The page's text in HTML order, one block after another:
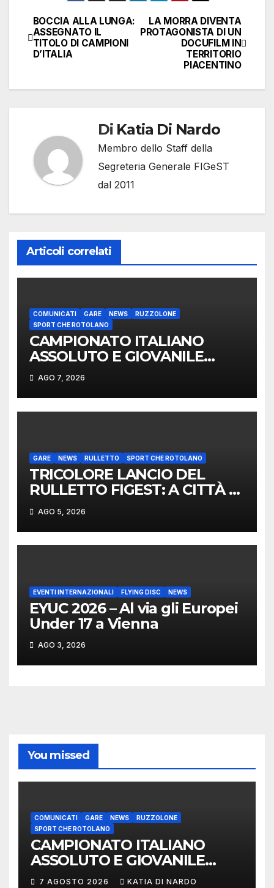
Navigazione
articoli
LA MORRA DIVENTA
PROTAGONISTA DI UN
DOCUFILM IN
TERRITORIO
PIACENTINO
BOCCIA ALLA LUNGA:
ASSEGNATO IL
TITOLO DI CAMPIONI
D’ITALIA
Di Katia Di Nardo
Membro dello Staff della
Segreteria Generale FIGeST
dal 2011
Articoli correlati
COMUNICATI GARE NEWS
RUZZOLONE
SPORT CHE ROTOLANO
CAMPIONATO ITALIANO
ASSOLUTO E GIOVANILE
LANCIO DEL RUZZOLONE
AGO 7, 2026
GARE NEWS RULLETTO SPORT CHE ROTOLANO
TRICOLORE LANCIO DEL
RULLETTO FIGEST: A CITTÀ DI
CASTELLO VINCONO
MARCHIGIANI ED UMBRI
AGO 5, 2026
EVENTI INTERNAZIONALI FLYING DISC NEWS
EYUC 2026 – Al via gli Europei
Under 17 a Vienna
AGO 3, 2026
You missed
COMUNICATI GARE NEWS
RUZZOLONE
SPORT CHE ROTOLANO
CAMPIONATO ITALIANO
ASSOLUTO E GIOVANILE
LANCIO DEL RUZZOLONE
7 AGOSTO 2026 KATIA DI NARDO